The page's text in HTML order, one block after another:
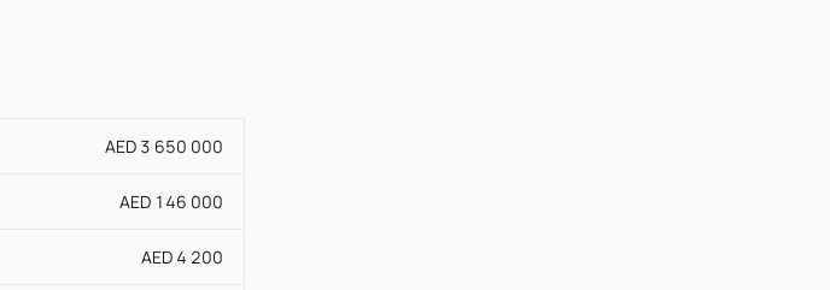
AED 3 650 000
AED 146 000
AED 4 200